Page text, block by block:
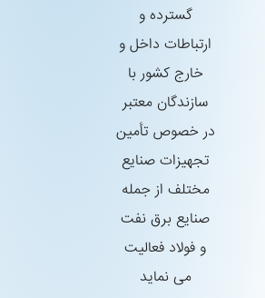
گسترده و
ارتباطات داخل و
خارج كشور با
سازندگان معتبر
در خصوص تأمین
تجهیزات صنایع
مختلف از جمله
صنایع برق نفت
و فولاد فعالیت
می نماید